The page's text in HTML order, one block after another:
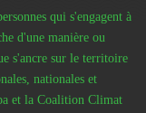
qui s'engagent à
d'une manière ou
s'ancre sur le territoire
nationales et
et la Coalition Climat